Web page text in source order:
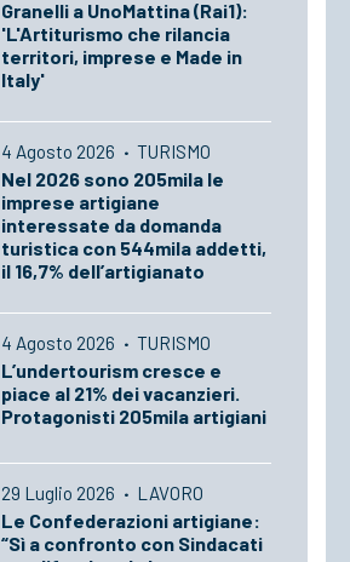
Granelli a UnoMattina (Rai1):
'L'Artiturismo che rilancia
territori, imprese e Made in
Italy'
4 Agosto 2026 · TURISMO
Nel 2026 sono 205mila le
imprese artigiane
interessate da domanda
turistica con 544mila addetti,
il 16,7% dell’artigianato
4 Agosto 2026 · TURISMO
L’undertourism cresce e
piace al 21% dei vacanzieri.
Protagonisti 205mila artigiani
29 Luglio 2026 · LAVORO
Le Confederazioni artigiane:
“Sì a confronto con Sindacati